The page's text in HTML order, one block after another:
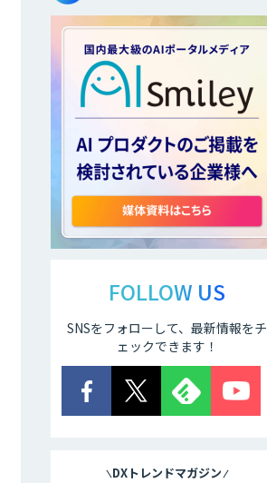
FOLLOW US
SNSをフォローして、最新情報をチ
ェックできます！
DXトレンドマガジン